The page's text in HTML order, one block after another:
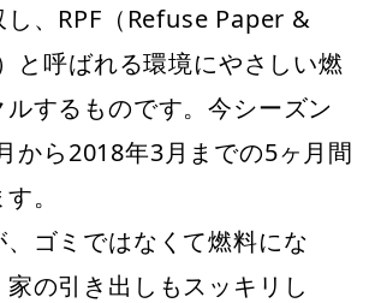
し、RPF（Refuse Paper &
と呼ばれる環境にやさしい燃
するものです。今シーズン
から2018年3月までの5ヶ月間
。
ゴミではなくて燃料にな
家の引き出しもスッキリし